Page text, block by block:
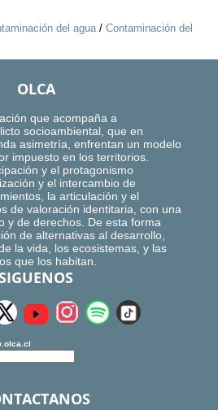
del agua/ Contaminación del
OLCA
que acompaña a
socioambiental, que en
asimetría, enfrentan un modelo
impuesto en los territorios.
y el protagonismo
y el intercambio de
la articulación y el
de valoración identitaria, con una
y de derechos. De esta forma
de alternativas al desarrollo,
la vida, los ecosistemas, y las
que los habitan.